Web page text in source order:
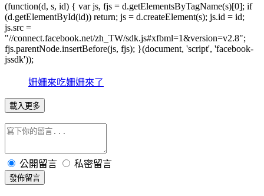
(function(d, s, id) { var js, fjs = d.getElementsByTagName(s)[0]; if
(d.getElementById(id)) return; js = d.createElement(s); js.id = id;
js.src =
"//connect.facebook.net/zh_TW/sdk.js#xfbml=1&version=v2.8";
fjs.parentNode.insertBefore(js, fjs); }(document, 'script', 'facebook-
jssdk'));
姍姍來吃姍姍來了
載入更多
公開留言 私密留言
發佈留言